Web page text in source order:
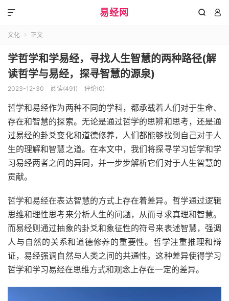
易经网  

文化  正文
学哲学和学易经，寻找人生智慧的两种路径(解
读哲学与易经，探寻智慧的源泉)
2023-12-30 阅读(491) 评论(0)
哲学和易经作为两种不同的学科，都承载着人们对于生命、
存在和智慧的探索。无论是通过哲学的思辨和思考，还是通
过易经的卦爻变化和道德修养，人们都能够找到自己对于人
生的理解和智慧之道。在本文中，我们将探寻学习哲学和学
习易经两者之间的异同，并一步步解析它们对于人生智慧的
贡献。
哲学和易经在表达智慧的方式上存在着差异。哲学通过逻辑
思维和理性思考来分析人生的问题，从而寻求真理和智慧。
而易经则通过抽象的卦爻和象征性的符号来表述智慧，强调
人与自然的关系和道德修养的重要性。哲学注重推理和辩
证，易经强调自然与人类之间的共通性。这种差异使得学习
哲学和学习易经在思维方式和观念上存在一定的差异。